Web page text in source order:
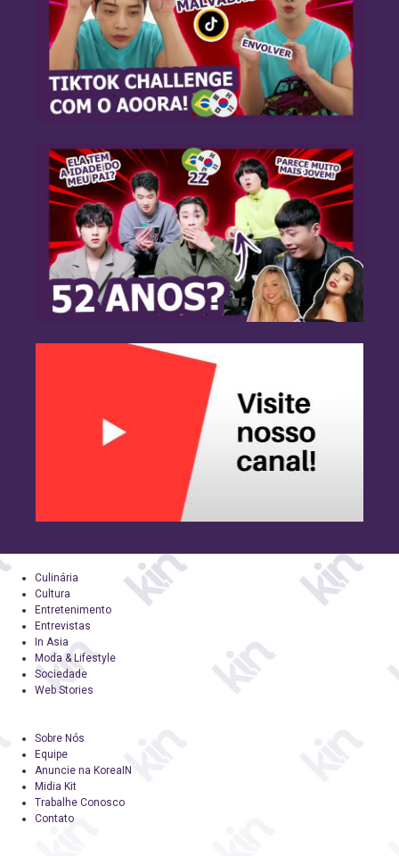
Culinária
Cultura
Entretenimento
Entrevistas
In Asia
Moda & Lifestyle
Sociedade
Web Stories
Sobre Nós
Equipe
Anuncie na KoreaIN
Midia Kit
Trabalhe Conosco
Contato